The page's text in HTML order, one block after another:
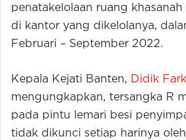
penatakelolaan ruang
di kantor yang dikelolanya,
Februari – September 2022.
Kepala Kejati Banten, Didik
mengungkapkan, tersangka R
pada pintu lemari besi
tidak dikunci setiap harinya